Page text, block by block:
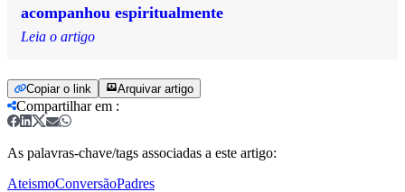
acompanhou espiritualmente
Leia o artigo
Copiar o link Arquivar artigo
Compartilhar em :
As palavras-chave/tags associadas a este artigo:
AteismoConversãoPadres